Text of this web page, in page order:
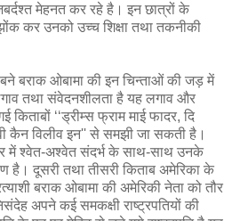
मेहनत कर रहे है। इन छात्रों के
कर उनको उच्‍च शिक्षा तथा तकनीकी
बराक ओबामा की इन चिन्‍ताओं की जड़ में
तथा संवेदनशीलता है यह लगाव और
किताबों ‘‘ड्रीम्‍स फ्राम माई फादर, दि
कैन विलीव इन'' से समझी जा सकती है।
में श्‍वेत-अश्‍वेत संदर्भ के साथ-साथ उनके
है। दूसरी तथा तीसरी किताब अमेरिका के
बराक ओबामा की अमेरिकी नेता को तौर
अपने कई समकक्षी राष्‍ट्रपतियों की